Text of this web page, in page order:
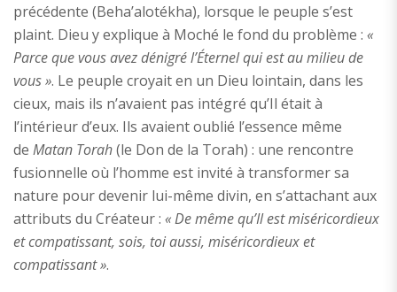
précédente (Beha’alotékha), lorsque le peuple s’est
plaint. Dieu y explique à Moché le fond du problème : «
Parce que vous avez dénigré l’Éternel qui est au milieu de
vous ». Le peuple croyait en un Dieu lointain, dans les
cieux, mais ils n’avaient pas intégré qu’Il était à
l’intérieur d’eux. Ils avaient oublié l’essence même
de Matan Torah(le Don de la Torah) : une rencontre
fusionnelle où l’homme est invité à transformer sa
nature pour devenir lui-même divin, en s’attachant aux
attributs du Créateur : « De même qu’Il est miséricordieux
et compatissant, sois, toi aussi, miséricordieux et
compatissant ».